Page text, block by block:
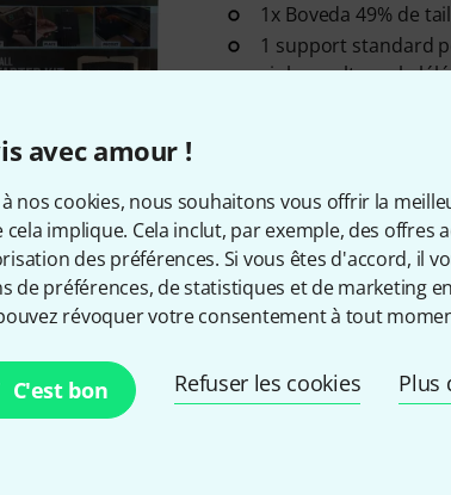
avec amour !
à nos cookies, nous souhaitons vous offrir la
cela implique. Cela inclut, par exemple, des offres
des préférences. Si vous êtes d'accord, il
de préférences, de statistiques et de marketing
révoquer votre consentement à tout
C'est bon Refuser les cookies Plus
1x Boveda 49% de
1 support standard
violons, altos,
BovedaStarter Kit High
1
1x Boveda haute
standard pour une
Disponible
Starter Kit